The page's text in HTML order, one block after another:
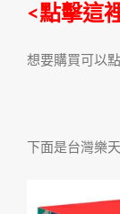
<點擊這
想要購買可以
下面是台灣樂